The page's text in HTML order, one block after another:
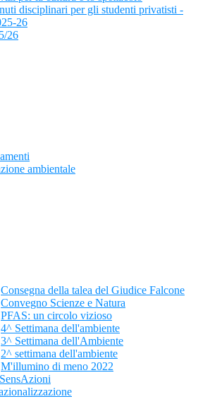
disciplinari per gli studenti privatisti -
26
26
ambientale
Consegna della talea del Giudice Falcone
Convegno Scienze e Natura
PFAS: un circolo vizioso
4^ Settimana dell'ambiente
3^ Settimana dell'Ambiente
2^ settimana dell'ambiente
M'illumino di meno 2022